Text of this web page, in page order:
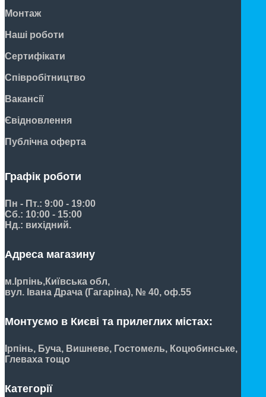
Монтаж
Наші роботи
Сертифікати
Співробітництво
Вакансії
Євідновлення
Публічна оферта
Графік роботи
Пн - Пт.: 9:00 - 19:00
Сб.: 10:00 - 15:00
Нд.: вихідний.
Адреса магазину
м.Ірпінь,Київська обл,
вул. Івана Драча (Гагаріна), № 40, оф.55
Монтуємо в Києві та прилеглих містах:
Ірпінь, Буча, Вишневе, Гостомель, Коцюбинське,
Глеваха тощо
Категорії